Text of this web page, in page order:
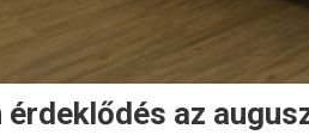
érdeklődés az